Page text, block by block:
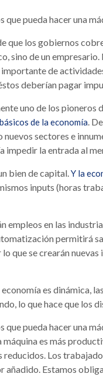
que pueda hacer una
que los gobiernos
sino de un
de
deberían pagar
uno de los
de la economía.
sectores e
impedir la entrada al
bien de capital.Y la
inputs (horas
empleos en las
permitirá
que se crearán
es dinámica,
lo que hace que los
que pueda hacer una
máquina es más
reducidos. Los
añadido. Estamos